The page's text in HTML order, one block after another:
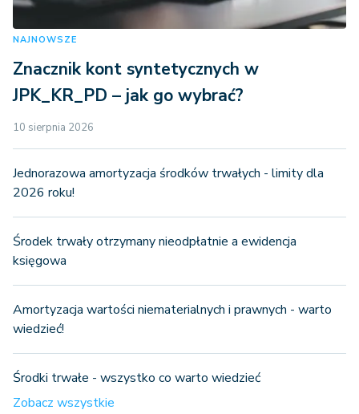
NAJNOWSZE
Znacznik kont syntetycznych w
JPK_KR_PD – jak go wybrać?
10 sierpnia 2026
Jednorazowa amortyzacja środków trwałych - limity dla
2026 roku!
Środek trwały otrzymany nieodpłatnie a ewidencja
księgowa
Amortyzacja wartości niematerialnych i prawnych - warto
wiedzieć!
Środki trwałe - wszystko co warto wiedzieć
Zobacz wszystkie